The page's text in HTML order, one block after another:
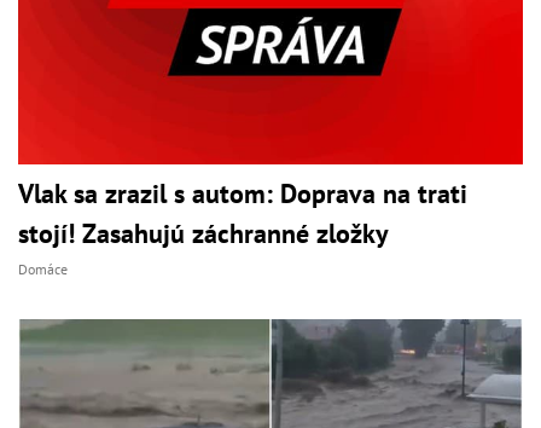
Vlak sa zrazil s autom: Doprava na trati
stojí! Zasahujú záchranné zložky
Domáce